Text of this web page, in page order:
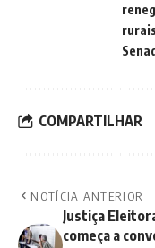
rurais
COMPARTILHAR
NOTÍCIA ANTERIOR
Justiça
começa a